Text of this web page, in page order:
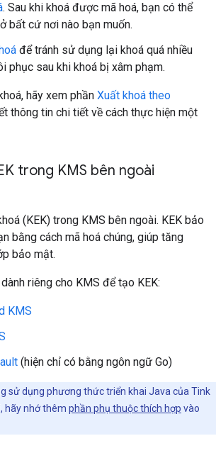
. Sau khi khoá được mã hoá, bạn có thể
bất cứ nơi nào bạn muốn.
để tránh sử dụng lại khoá quá nhiều
phục sau khi khoá bị xâm phạm.
hãy xem phần Xuất khoá theo
thông tin chi tiết về cách thực hiện một
trong KMS bên ngoài
(KEK) trong KMS bên ngoài. KEK bảo
bằng cách mã hoá chúng, giúp tăng
bảo mật.
riêng cho KMS để tạo KEK:
KMS
(hiện chỉ có bằng ngôn ngữ Go)
sử dụng phương thức triển khai Java của Tink
hãy nhớ thêm phần phụ thuộc thích hợp vào